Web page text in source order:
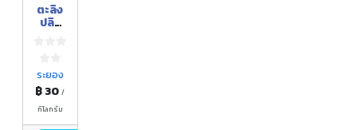
ตะลิง
ปลิง
ระยอง
฿ 30/
กิโลกรัม